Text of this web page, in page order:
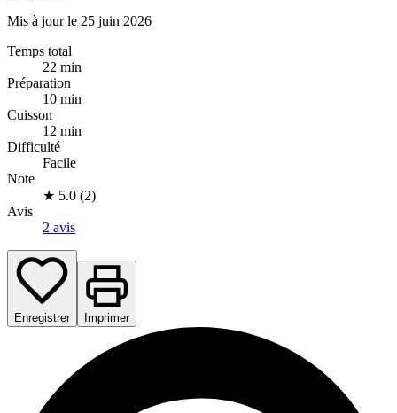
Mis à jour le 25 juin 2026
Temps total
22 min
Préparation
10 min
Cuisson
12 min
Difficulté
Facile
Note
★ 5.0 (2)
Avis
2 avis
Enregistrer Imprimer